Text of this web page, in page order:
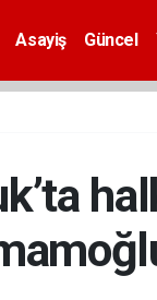
Asayiş Güncel